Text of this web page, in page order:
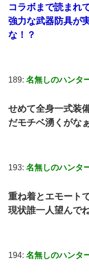
コラボまで読まれ
強力な武器防具が
な！？
189: 名無しのハンタ
せめて全身一式装
だモチベ湧くがな
193: 名無しのハンタ
重ね着とエモート
現状誰一人望んで
194: 名無しのハンタ